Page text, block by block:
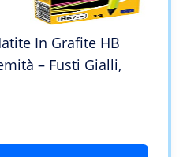
In Grafite HB
– Fusti Gialli,